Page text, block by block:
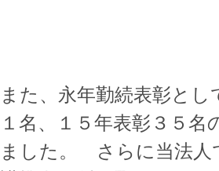
また、永年勤続表彰とし
１名、１５年表彰３５名
ました。 さらに当法人